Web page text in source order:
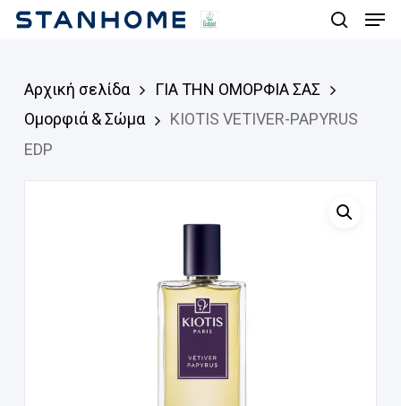
Skip
content
Αρχική σελίδα
ΓΙΑ ΤΗΝ ΟΜΟΡΦΙΑ ΣΑΣ
Ομορφιά & Σώμα
KIOTIS VETIVER-PAPYRUS
EDP